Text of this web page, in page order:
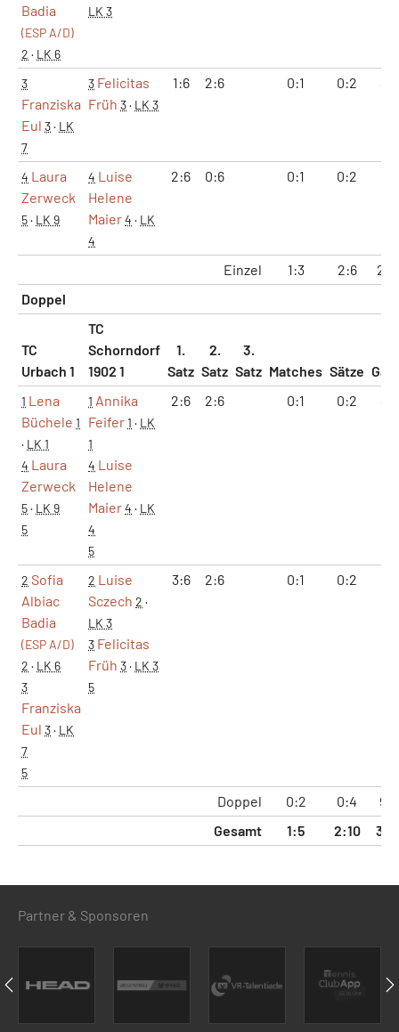
Badia
(ESP A/D)
2 · LK 6
LK 3
3
Franziska
Eul 3· LK
7
3 Felicitas
Früh 3· LK 3
1:6 2:6 0:1 0:2
4 Laura
Zerweck
5· LK 9
4 Luise
Helene
Maier4 · LK
4
2:6 0:6 0:1 0:2
Einzel 1:3 2:6
Doppel
TC
Urbach 1
TC
Schorndorf
1902 1
1.
Satz
2.
Satz
3.
Satz Matches Sätze
1 Lena
Büchele 1
· LK 1
4 Laura
Zerweck
5· LK 9
5
1 Annika
Feifer1 · LK
1
4 Luise
Helene
Maier4 · LK
4
5
2:6 2:6 0:1 0:2
2 Sofia
Albiac
Badia
(ESP A/D)
2 · LK 6
3
Franziska
Eul 3· LK
7
5
2 Luise
Sczech 2 ·
LK 3
3 Felicitas
Früh 3· LK 3
5
3:6 2:6 0:1 0:2
Doppel 0:2 0:4
Gesamt
1:5 2:10
Partner & Sponsoren